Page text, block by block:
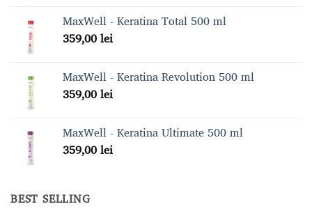
MaxWell - Keratina Total 500 ml
359,00lei
MaxWell - Keratina Revolution 500 ml
359,00lei
MaxWell - Keratina Ultimate 500 ml
359,00lei
BEST SELLING